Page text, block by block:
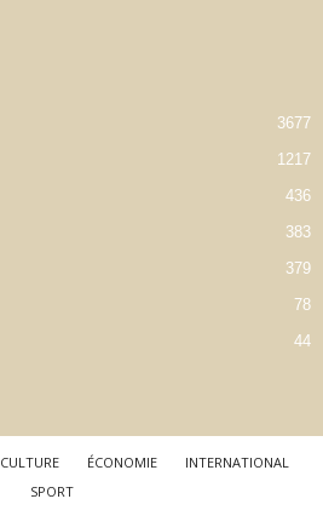
3677
1217
436
383
379
78
44
CULTURE ÉCONOMIE
INTERNATIONAL
SPORT